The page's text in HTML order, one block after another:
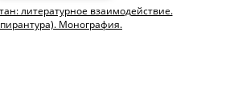
литературное взаимодействие.
Монография.